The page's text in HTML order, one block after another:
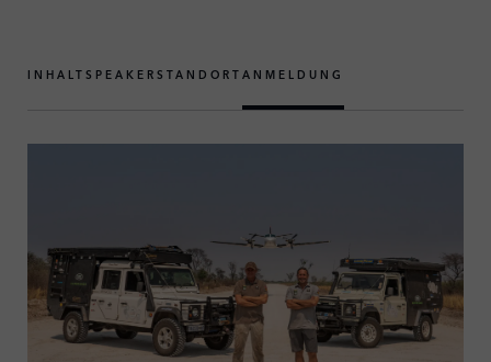
INHALT SPEAKER STANDORT ANMELDUNG